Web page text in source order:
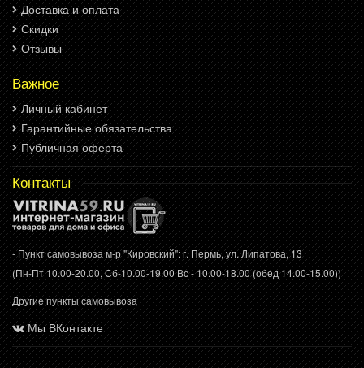
Доставка и оплата
Скидки
Отзывы
Важное
Личный кабинет
Гарантийные обязательства
Публичная оферта
Контакты
- Пункт самовывоза м-р "Кировский": г. Пермь, ул. Липатова, 13
(Пн-Пт 10.00-20.00, Сб-10.00-19.00 Вс - 10.00-18.00 (обед 14.00-15.00))
Другие пункты самовывоза
Мы ВКонтакте